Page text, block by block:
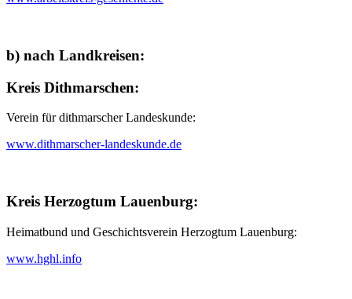
b) nach Landkreisen:
Kreis Dithmarschen:
Verein für dithmarscher Landeskunde:
www.dithmarscher-landeskunde.de
Kreis Herzogtum Lauenburg:
Heimatbund und Geschichtsverein Herzogtum Lauenburg:
www.hghl.info